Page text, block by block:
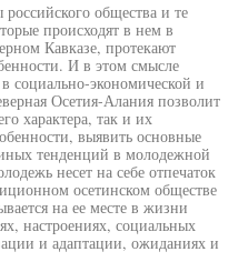
общества и те
происходят в нем в
Кавказе, протекают
И в этом смысле
социально-экономической и
Осетия-Алания позволит
характера, так и их
выявить основные
тенденций в молодежной
несет на себе отпечаток
осетинском обществе
на ее месте в жизни
настроениях, социальных
и адаптации, ожиданиях и